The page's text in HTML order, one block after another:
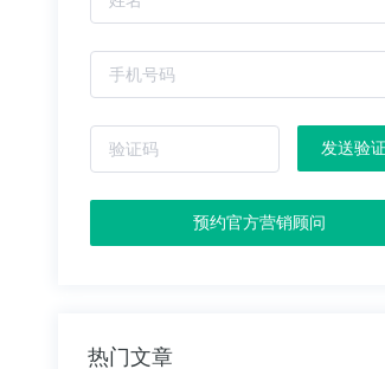
发送验
预约官方营销顾问
热门文章